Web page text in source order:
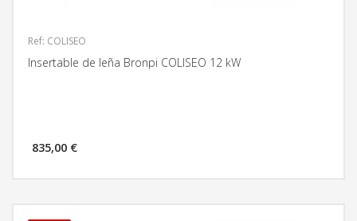
Ref: COLISEO
Insertable de leña Bronpi COLISEO 12 kW
835,00 €